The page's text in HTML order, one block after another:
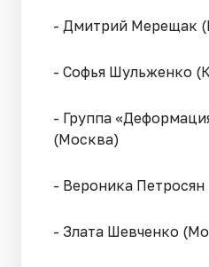
- Дмитрий Мерещак
- Софья Шульженко
- Группа
(Москва)
- Вероника
- Злата Шевченко